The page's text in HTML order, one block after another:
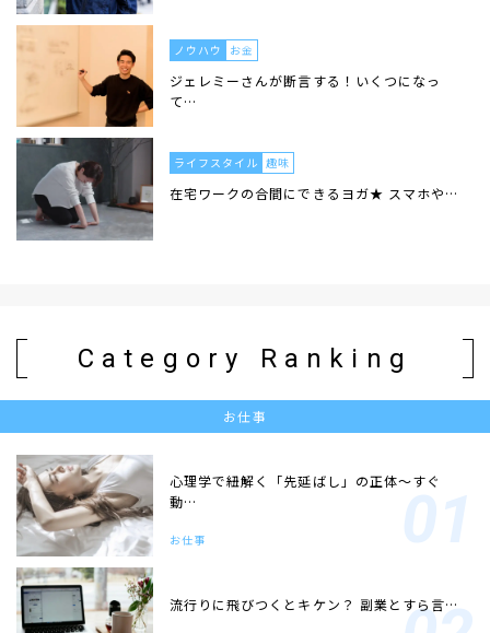
ノウハウ お金
ジェレミーさんが断言する！いくつになっ
て…
ライフスタイル 趣味
在宅ワークの合間にできるヨガ★ スマホや…
Category Ranking
お仕事
心理学で紐解く「先延ばし」の正体〜すぐ
動…
お仕事
流行りに飛びつくとキケン？ 副業とすら言…